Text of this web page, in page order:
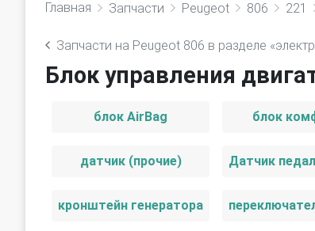
Главная Запчасти Peugeot 806 221
Запчасти на Peugeot 806 в разделе
Блок управления
блок AirBag блок
датчик (прочие)
кронштейн генератора